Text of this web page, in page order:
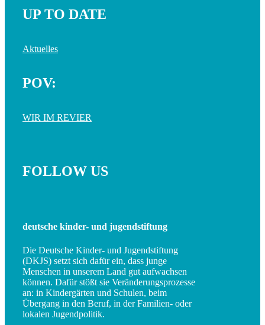
UP TO DATE
Aktuelles
POV:
WIR IM REVIER
FOLLOW US
deutsche kinder- und jugendstiftung
Die Deutsche Kinder- und Jugendstiftung
(DKJS) setzt sich dafür ein, dass junge
Menschen in unserem Land gut aufwachsen
können. Dafür stößt sie Veränderungsprozesse
an: in Kindergärten und Schulen, beim
Übergang in den Beruf, in der Familien- oder
lokalen Jugendpolitik.